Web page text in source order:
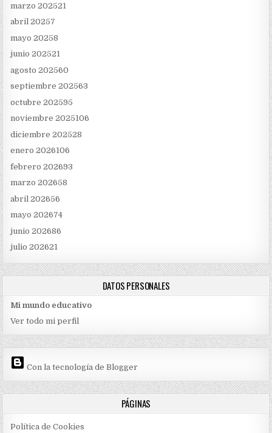
marzo 202521
abril 20257
mayo 20258
junio 202521
agosto 202560
septiembre 202563
octubre 202595
noviembre 2025106
diciembre 202528
enero 2026106
febrero 202693
marzo 202658
abril 202656
mayo 202674
junio 202686
julio 202621
DATOS PERSONALES
Mi mundo educativo
Ver todo mi perfil
Con la tecnología de Blogger
PÁGINAS
Política de Cookies